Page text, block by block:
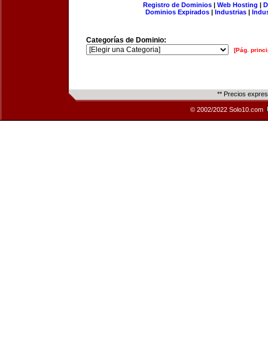
Registro de Dominios| Web Hosting |
Dominios Expirados | Industrias |
Categorías de Dominio:
[Pág.
** Precios
© 2002/2022 Solo10.com